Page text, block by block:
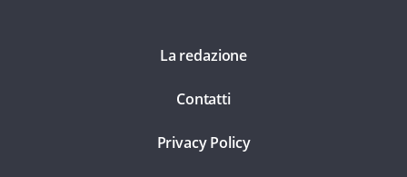
La redazione
Contatti
Privacy Policy